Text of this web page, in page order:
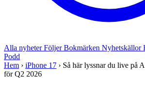
Alla nyheterFöljerBokmärken Nyhetskällor
Podd
Hem › iPhone 17 › Så här lyssnar du live på
för Q2 2026